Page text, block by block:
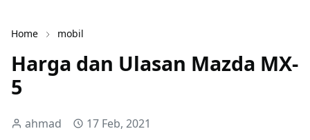
Home mobil
Harga dan Ulasan Mazda MX-
5
ahmad 17 Feb, 2021